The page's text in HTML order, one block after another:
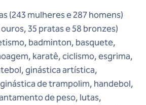
(243 mulheres e 287 homens)
ouros, 35 pratas e 58 bronzes)
badminton, basquete,
karatê, ciclismo, esgrima,
ginástica artística,
de trampolim, handebol,
de peso, lutas,